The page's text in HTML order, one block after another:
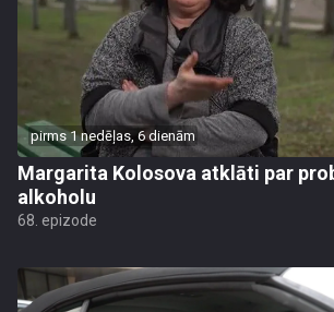
pirms 1 nedēļas, 6 dienām
Margarita Kolosova atklāti par
alkoholu
68. epizode